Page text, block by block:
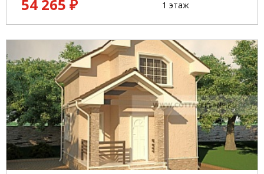
54 265 ₽
1 этаж